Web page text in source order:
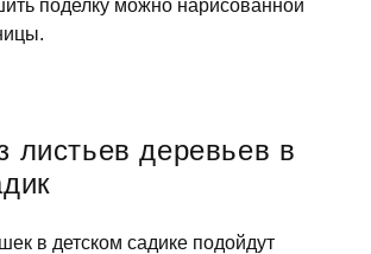
поделку можно нарисованной
листьев деревьев в
в детском садике подойдут